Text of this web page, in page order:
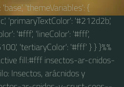
'base', 'themeVariables': {
'primaryTextColor': '#212d2b',
'#fff', 'lineColor': '#fff',
'tertiaryColor': '#fff' } } }%%
fill:#fff insectos-ar-cnidos-
Insectos, arácnidos y